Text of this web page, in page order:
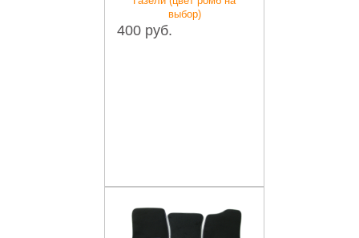
выбор)
400 руб.